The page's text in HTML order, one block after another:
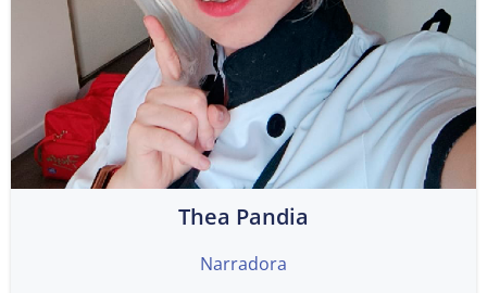
Thea Pandia
Narradora